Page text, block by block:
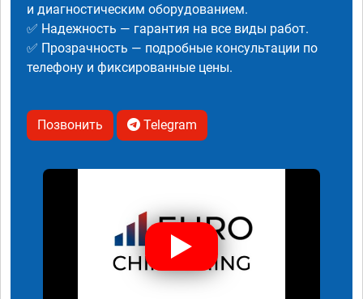
и диагностическим оборудованием.
✅ Надежность — гарантия на все виды работ.
✅ Прозрачность — подробные консультации по
телефону и фиксированные цены.
Позвонить Telegram